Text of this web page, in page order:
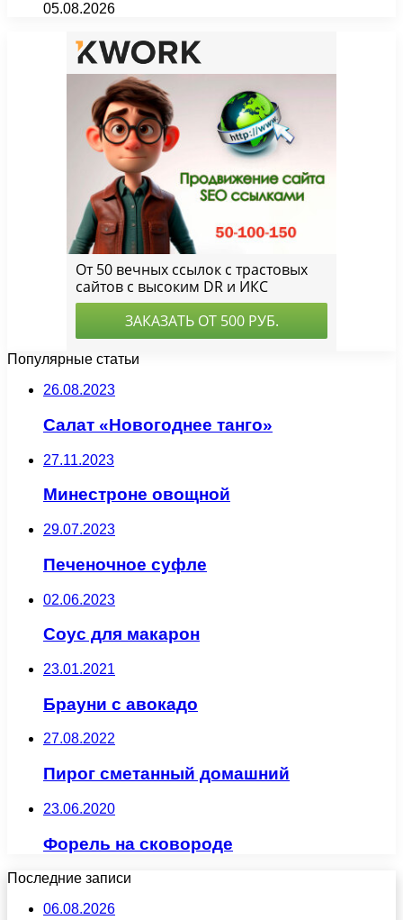
05.08.2026
Популярные статьи
26.08.2023
Салат «Новогоднее танго»
27.11.2023
Минестроне овощной
29.07.2023
Печеночное суфле
02.06.2023
Соус для макарон
23.01.2021
Брауни с авокадо
27.08.2022
Пирог сметанный домашний
23.06.2020
Форель на сковороде
Последние записи
06.08.2026